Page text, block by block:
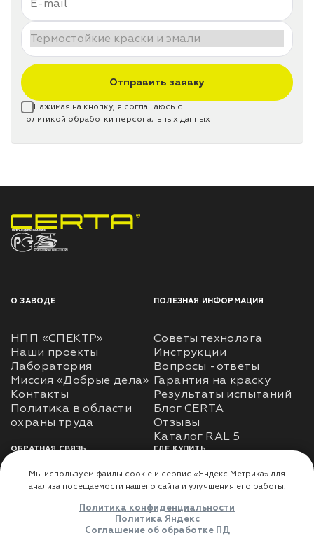
Отправить заявку
Нажимая на кнопку, я соглашаюсь с
политикой обработки персональных данных
НПП «СПЕКТР» ЗАВОД ЛАКОКРАСОЧНЫХ МАТЕРИАЛОВ
О ЗАВОДЕ
НПП «СПЕКТР»
Наши проекты
Лаборатория
Миссия «Добрые дела»
Контакты
Политика в области
ПОЛЕЗНАЯ ИНФОРМАЦИЯ
Советы технолога
Инструкции
Вопросы -ответы
Гарантия на краску
Результаты испытаний
Блог CERTA
Отзывы
Каталог RAL 5
ОБРАТНАЯ СВЯЗЬ
Использование
использования личных
ГДЕ КУПИТЬ
Доставка
Где купить